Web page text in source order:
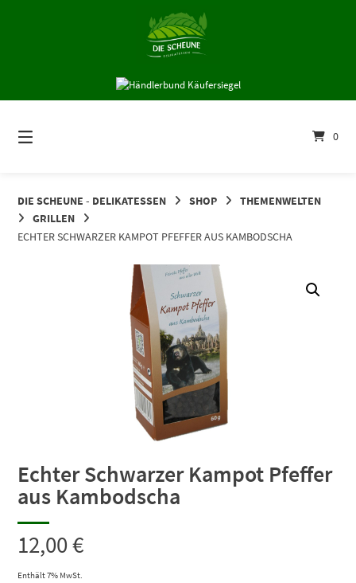
0
DIE SCHEUNE - DELIKATESSEN SHOP
THEMENWELTEN
GRILLEN
ECHTER SCHWARZER KAMPOT PFEFFER AUS KAMBODSCHA
Echter Schwarzer Kampot Pfeffer
aus Kambodscha
12,00€
Enthält 7% MwSt.